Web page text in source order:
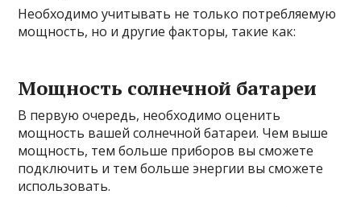
Необходимо учитывать не только потребляемую
мощность, но и другие факторы, такие как:
Мощность солнечной батареи
В первую очередь, необходимо оценить
мощность вашей солнечной батареи. Чем выше
мощность, тем больше приборов вы сможете
подключить и тем больше энергии вы сможете
использовать.